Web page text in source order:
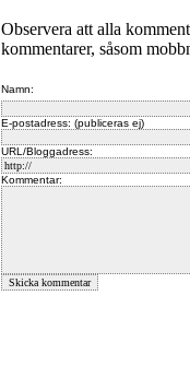
Observera att alla
kommentarer, såsom
Namn:
E-postadress: (publiceras ej)
URL/Bloggadress:
Kommentar: